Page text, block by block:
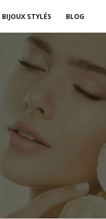
BIJOUX STYLÉS BLOG